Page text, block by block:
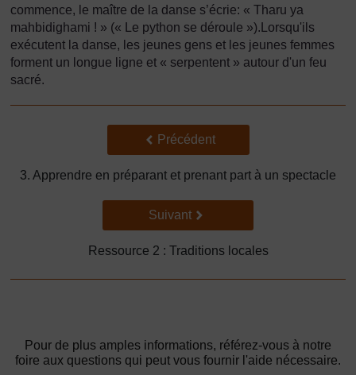
commence, le maître de la danse s’écrie: « Tharu ya
mahbidighami ! » (« Le python se déroule »).Lorsqu'ils
exécutent la danse, les jeunes gens et les jeunes femmes
forment un longue ligne et « serpentent » autour d'un feu
sacré.
Précédent
Précédent
3. Apprendre en préparant et prenant part à un spectacle
Suivant
Suivant
Ressource 2 : Traditions locales
Pour de plus amples informations, référez-vous à notre
foire aux questions qui peut vous fournir l'aide nécessaire.